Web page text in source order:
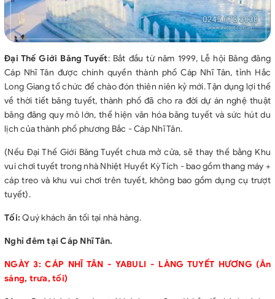
Đại Thế Giới Băng Tuyết: Bắt đầu từ năm 1999, Lễ hội Băng đăng
Cáp Nhĩ Tân được chính quyền thành phố Cáp Nhĩ Tân, tỉnh Hắc
Long Giang tổ chức để chào đón thiên niên kỷ mới. Tận dụng lợi thế
về thời tiết băng tuyết, thành phố đã cho ra đời dự án nghệ thuật
băng đăng quy mô lớn, thể hiện văn hóa băng tuyết và sức hút du
lịch của thành phố phương Bắc - Cáp Nhĩ Tân.
(Nếu Đại Thế Giới Băng Tuyết chưa mở cửa, sẽ thay thế bằng Khu
vui chơi tuyết trong nhà Nhiệt Huyết Kỳ Tích - bao gồm thang máy +
cáp treo và khu vui chơi trên tuyết, không bao gồm dụng cụ trượt
tuyết).
Tối:Quý khách ăn tối tại nhà hàng.
Nghỉ đêm tại Cáp Nhĩ Tân.
NGÀY 3: CÁP NHĨ TÂN - YABULI - LÀNG TUYẾT HƯƠNG (Ăn
sáng, trưa, tối)